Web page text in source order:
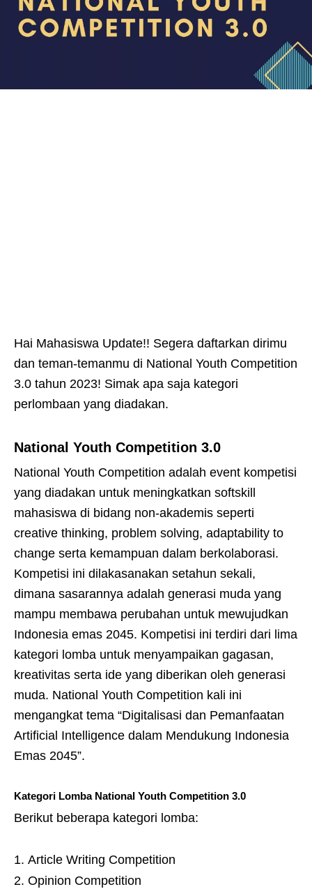
Hai Mahasiswa Update!! Segera daftarkan dirimu
dan teman-temanmu di National Youth Competition
3.0 tahun 2023! Simak apa saja kategori
perlombaan yang diadakan.
National Youth Competition 3.0
National Youth Competition adalah event kompetisi
yang diadakan untuk meningkatkan softskill
mahasiswa di bidang non-akademis seperti
creative thinking, problem solving, adaptability to
change serta kemampuan dalam berkolaborasi.
Kompetisi ini dilakasanakan setahun sekali,
dimana sasarannya adalah generasi muda yang
mampu membawa perubahan untuk mewujudkan
Indonesia emas 2045. Kompetisi ini terdiri dari lima
kategori lomba untuk menyampaikan gagasan,
kreativitas serta ide yang diberikan oleh generasi
muda. National Youth Competition kali ini
mengangkat tema “Digitalisasi dan Pemanfaatan
Artificial Intelligence dalam Mendukung Indonesia
Emas 2045”.
Kategori Lomba National Youth Competition 3.0
Berikut beberapa kategori lomba:
Article Writing Competition
Opinion Competition